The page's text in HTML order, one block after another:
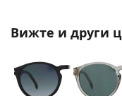
Prada
Всички марки
Вижте и други